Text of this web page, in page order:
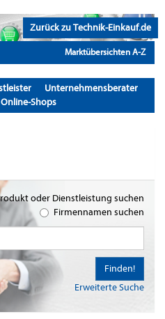
Zurück zu Technik-Einkauf.de
Marktübersichten A-Z
Unternehmensberater
Shops
oder Dienstleistung suchen
Firmennamen suchen
Erweiterte Suche
Finden!